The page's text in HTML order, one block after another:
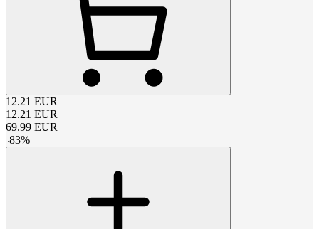
12.21 EUR
12.21 EUR
69.99 EUR
-83%